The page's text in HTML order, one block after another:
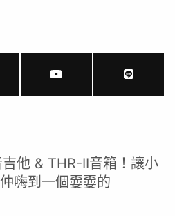
吉他 & THR-II音箱！讓小
嗨到一個嫑嫑的